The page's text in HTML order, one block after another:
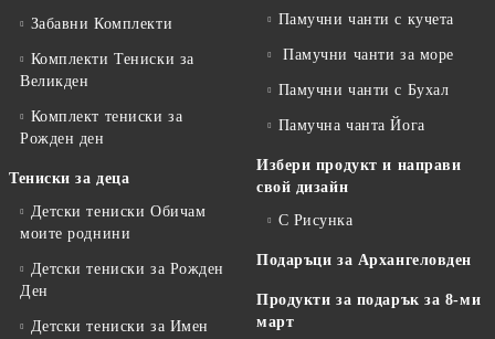
Забавни Комплекти
Комплекти Тениски за
Великден
Комплект тениски за
Рожден ден
Тениски за деца
Детски тениски Обичам
моите роднини
Детски тениски за Рожден
Ден
Детски тениски за Имен
Памучни чанти с кучета
Памучни чанти за море
Памучни чанти с Бухал
Памучна чанта Йога
Избери продукт и направи
свой дизайн
С Рисунка
Подаръци за Архангеловден
Продукти за подарък за 8-ми
март